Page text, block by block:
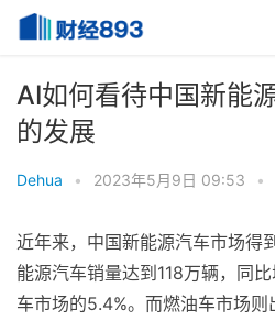
AI如何看待中国新能
的发展
Dehua • 2023年5月9日 09:53 •
近年来，中国新能源汽车市场得
能源汽车销量达到118万辆，同
车市场的5.4%。而燃油车市场